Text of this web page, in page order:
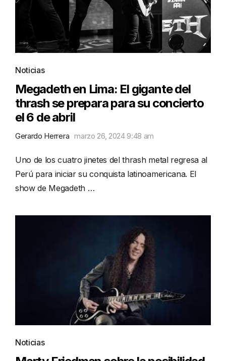
Noticias
Megadeth en Lima: El gigante del
thrash se prepara para su concierto
el 6 de abril
Gerardo Herrera marzo 26, 2024 9:48 am
Uno de los cuatro jinetes del thrash metal regresa al
Perú para iniciar su conquista latinoamericana. El
show de Megadeth …
Noticias